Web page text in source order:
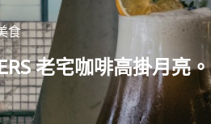
食
老宅咖啡高掛月亮。